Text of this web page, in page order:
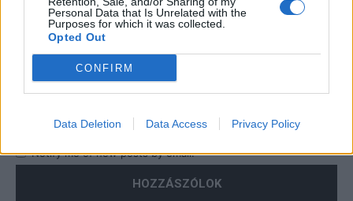
Personal Data that Is Unrelated with the
Purposes for which it was collected.
Opted Out
CONFIRM
Data Deletion Data Access Privacy Policy
Save my name, email, and website in this browser for the
Notify me of follow-up comments by email.
Notify me of new posts by email.